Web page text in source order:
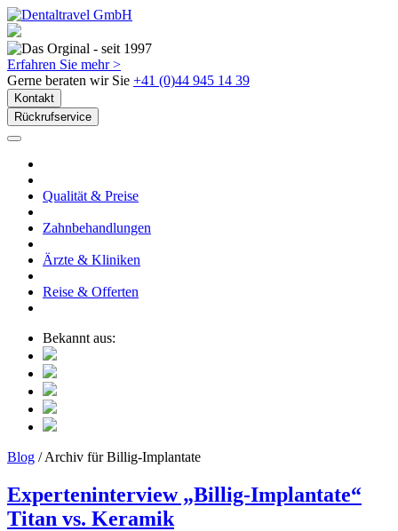
Erfahren Sie mehr >
Gerne beraten wir Sie +41 (0)44 945 14 39
Kontakt
Rückrufservice
Qualität & Preise
Zahnbehandlungen
Ärzte & Kliniken
Reise & Offerten
Bekannt aus:
Blog / Archiv für Billig-Implantate
Experteninterview „Billig-Implantate“
Titan vs. Keramik